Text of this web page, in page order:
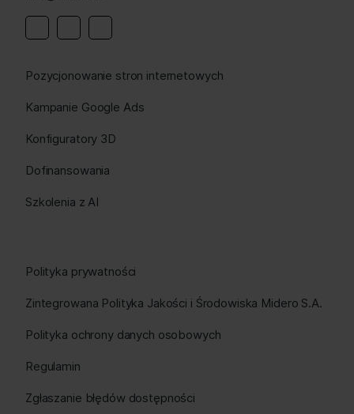
Pozycjonowanie stron internetowych
Kampanie Google Ads
Konfiguratory 3D
Dofinansowania
Szkolenia z AI
Polityka prywatności
Zintegrowana Polityka Jakości i Środowiska Midero S.A.
Polityka ochrony danych osobowych
Regulamin
Zgłaszanie błędów dostępności